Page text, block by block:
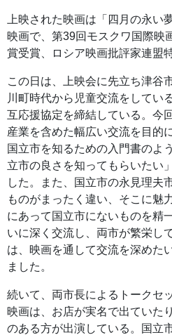
上映された映画は「四月の永い
映画で、第39回モスクワ国際映
賞受賞、ロシア映画批評家連盟
この日は、上映会に先立ち津谷
川町時代から児童交流をしてい
互応援協定を締結している。今
産業を含めた幅広い交流を目的
国立市を知るための入門書のよ
立市の良さを知ってもらいたい
した。また、国立市の永見理夫
ものがまったく違い、そこに魅
にあって国立市にないものを精
いに深く交流し、両市が繁栄し
は、映画を通して交流を深めた
ました。
続いて、両市長によるトークセ
映画は、お店が実名で出ていた
のある方が出演している。国立